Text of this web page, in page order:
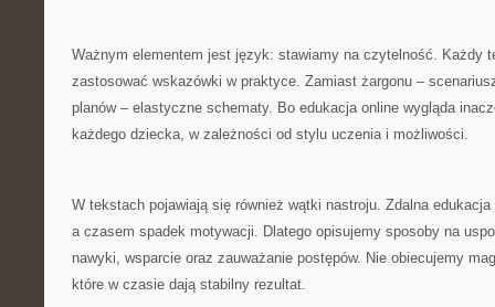
Ważnym elementem jest język: stawiamy na czytelność. Każdy
zastosować wskazówki w praktyce. Zamiast żargonu –
planów – elastyczne schematy. Bo edukacja online wygląda
każdego dziecka, w zależności od stylu uczenia i możliwości.
W tekstach pojawiają się również wątki nastroju. Zdalna edukacja
a czasem spadek motywacji. Dlatego opisujemy sposoby na
nawyki, wsparcie oraz zauważanie postępów. Nie obiecujemy
które w czasie dają stabilny rezultat.